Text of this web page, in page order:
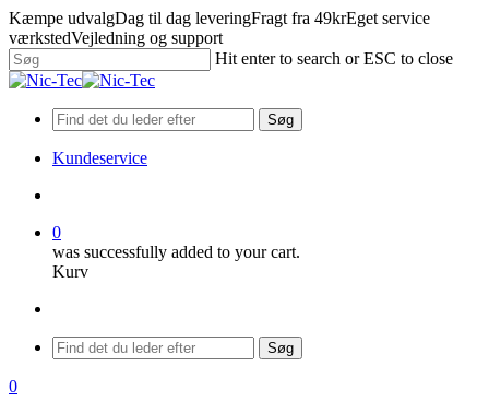
Skip
to
main
content
Kæmpe udvalgDag til dag leveringFragt fra 49krEget service
værkstedVejledning og support
Hit enter to search or ESC to close
Close
Søg
Kundeservice
0
was successfully added to your cart.
Kurv
Menu
Søg
search
0